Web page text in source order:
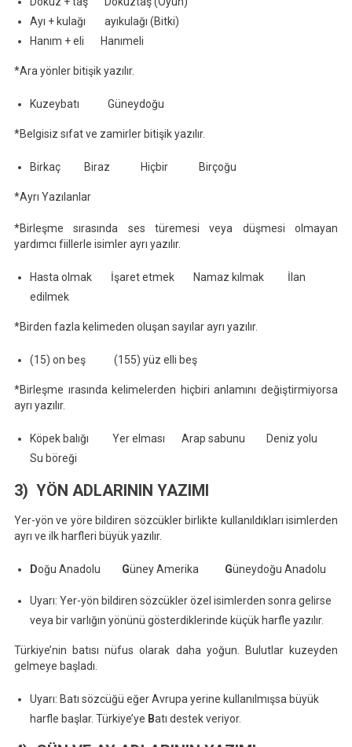
Ayı + kulağı ayıkulağı (Bitki)
Hanım + eli Hanımeli
*Ara yönler bitişik yazılır.
Kuzeybatı Güneydoğu
*Belgisiz sıfat ve zamirler bitişik yazılır.
Birkaç Biraz Hiçbir Birçoğu
*Ayrı Yazılanlar
*Birleşme sırasında ses türemesi veya düşmesi olmayan
yardımcı fiillerle isimler ayrı yazılır.
Hasta olmak İşaret etmek Namaz kılmak İlan
edilmek
*Birden fazla kelimeden oluşan sayılar ayrı yazılır.
(15) on beş (155) yüz elli beş
*Birleşme ırasında kelimelerden hiçbiri anlamını değiştirmiyorsa
ayrı yazılır.
Köpek balığı Yer elması Arap sabunu Deniz yolu
Su böreği
3) YÖN ADLARININ YAZIMI
Yer-yön ve yöre bildiren sözcükler birlikte kullanıldıkları isimlerden
ayrı ve ilk harfleri büyük yazılır.
Doğu Anadolu Güney Amerika Güneydoğu Anadolu
Uyarı: Yer-yön bildiren sözcükler özel isimlerden sonra gelirse
veya bir varlığın yönünü gösterdiklerinde küçük harfle yazılır.
Türkiye’nin batısı nüfus olarak daha yoğun. Bulutlar kuzeyden
gelmeye başladı.
Uyarı: Batı sözcüğü eğer Avrupa yerine kullanılmışsa büyük
harfle başlar. Türkiye’ye Batı destek veriyor.